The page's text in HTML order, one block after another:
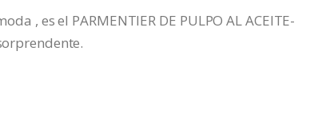
, es el PARMENTIER DE PULPO AL ACEITE-